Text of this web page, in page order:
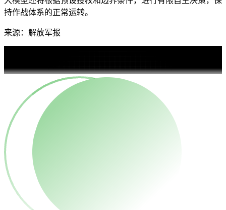
持作战体系的正常运转。
来源：解放军报